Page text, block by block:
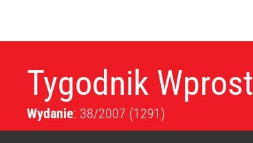
Tygodnik Wprost
Wydanie: 38/2007 (1291)